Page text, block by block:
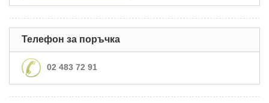
Телефон за поръчка
02 483 72 91